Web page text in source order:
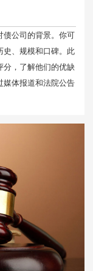
债公司的背景。你可
史、规模和口碑。此
分，了解他们的优缺
媒体报道和法院公告